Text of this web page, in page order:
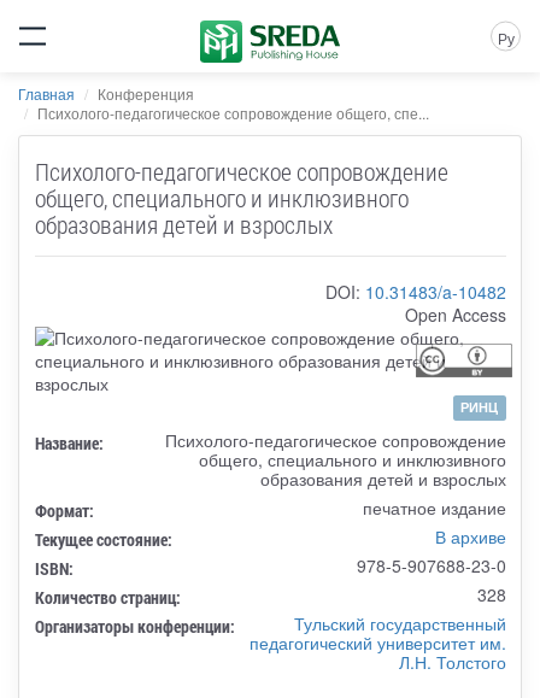
Ру
Главная
Конференция
Психолого-педагогическое сопровождение общего, спе...
Психолого-педагогическое сопровождение
общего, специального и инклюзивного
образования детей и взрослых
DOI: 10.31483/a-10482
Open Access
РИНЦ
Название:
Психолого-педагогическое сопровождение
общего, специального и инклюзивного
образования детей и взрослых
Формат: печатное издание
Текущее состояние: В архиве
ISBN: 978-5-907688-23-0
Количество страниц: 328
Организаторы конференции:
Тульский государственный
педагогический университет им.
Л.Н. Толстого